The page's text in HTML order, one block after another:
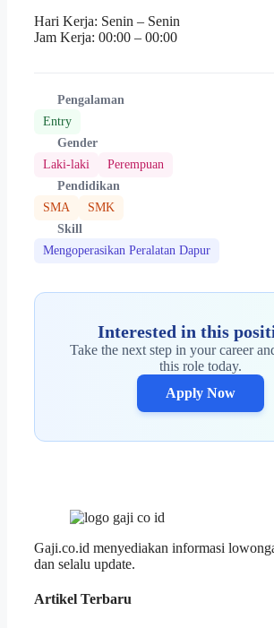
Hari Kerja: Senin – Senin
Jam Kerja: 00:00 – 00:00
Pengalaman
Entry
Gender
Laki-laki
Perempuan
Pendidikan
SMA
SMK
Skill
Mengoperasikan Peralatan Dapur
Interested in this
Take the next step in your career
this role today.
Apply Now
Gaji.co.id menyediakan informasi
dan selalu update.
Artikel Terbaru